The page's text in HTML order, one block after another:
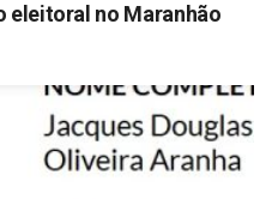
eleitoral no Maranhão